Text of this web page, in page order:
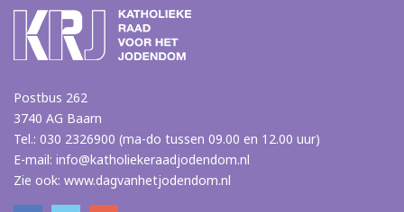
Postbus 262
3740 AG Baarn
Tel.: 030 2326900 (ma-do tussen 09.00 en 12.00 uur)
E-mail: info@katholiekeraadjodendom.nl
Zie ook: www.dagvanhetjodendom.nl